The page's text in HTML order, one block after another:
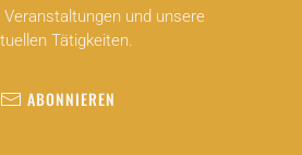
und unsere
Tätigkeiten.
ABONNIEREN